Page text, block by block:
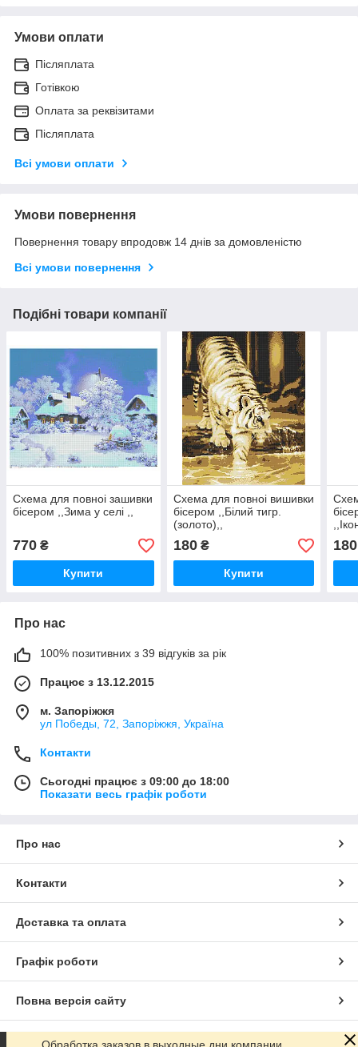
Умови оплати
Післяплата
Готівкою
Оплата за реквізитами
Післяплата
Всі умови оплати
Умови повернення
Повернення товару впродовж 14 днів за домовленістю
Всі умови повернення
Подібні товари компанії
Схема для повноi зашивки
бiсером ,,Зима у селi ,,
770 ₴
Купити
Схема для повноi вишивки
бiсером ,,Бiлий тигр.
(золото),,
180₴
Купити
180
Про нас
100% позитивних з 39 відгуків за рік
Працює з 13.12.2015
м. Запоріжжя
ул Победы, 72, Запоріжжя, Україна
Контакти
Сьогодні працює з 09:00 до 18:00
Показати весь графік роботи
Про нас
Контакти
Доставка та оплата
Графік роботи
Повна версія сайту
Сайт створено на маркетплейсіProm.ua